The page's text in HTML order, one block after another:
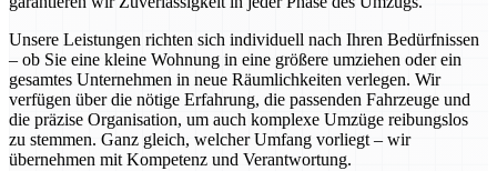
Unsere Leistungen richten sich individuell nach Ihren Bedürfnissen
– ob Sie eine kleine Wohnung in eine größere umziehen oder ein
gesamtes Unternehmen in neue Räumlichkeiten verlegen. Wir
verfügen über die nötige Erfahrung, die passenden Fahrzeuge und
die präzise Organisation, um auch komplexe Umzüge reibungslos
zu stemmen. Ganz gleich, welcher Umfang vorliegt – wir
übernehmen mit Kompetenz und Verantwortung.